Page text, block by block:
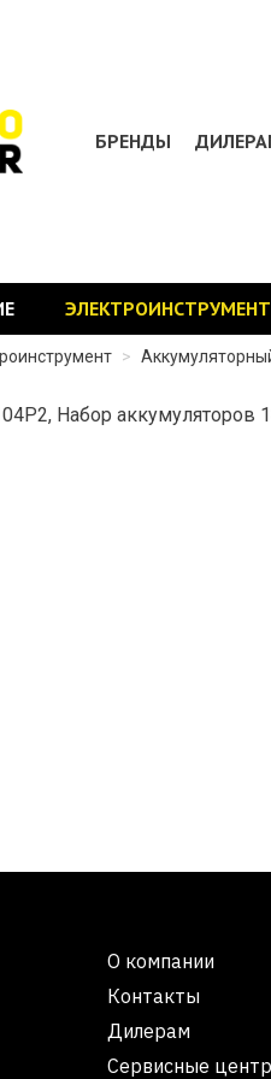
БРЕНДЫ
ЭЛЕКТРОИНСТРУМЕНТ
>
О компании
Контакты
Дилерам
Сервисные